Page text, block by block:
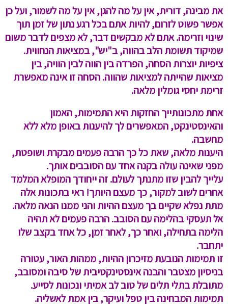
את מבינה, דורית, אין על מה להגן, אין על מה לשמור, ועל כן
אפשר פשוט לזרום, להיות אתם בכל רגע נתון של זמן תוך
שינוי וזרימה. אתם לא מבקשים דבר, לא מצפים לדבר משום
שמיקוד תשומת הלב בהווה, ב"יש", במציאות הנחווית.
ציפיות יוצרות הסחה, הפרדה בין הווה לבין הוויה, בין
מציאות שהייתה למציאות שהווה. הסחה זו אינה מאפשרת
זרימת יחסי גומלין מלאה.
אחת מתכונותייך החזקות היא התמימות, האמון
והאינסטינקט, המאפשרים לך להיענות באופן מלא ללא
מחשבה.
היענות מלאה, שאת כל כך הרבה פעמים מבקרת ושופטת,
מפני שאינה עולה בקנה אחד עם הסובבים אותך.
עלייך להבין שזו מתנתך לעולם. זה ייחודך המופלא המלמד
אחרים לשוב למקור, כך מעצם היותך! ראי בתכונות אלה
מתת נפלא שקיים בך מעצם ההיות והני ממנו הנאה מלאה.
אל תעסקי בהלימה עם הסובב. הרבה פעמים לא תהיה
הלימה בתחילה, ואחר כך, לאחר זמן, כל אחד בקצב שלו
יתחבר.
זו תמימות הנובעת מזיכרון ההיות, ממהות האור, עטורה
בניסיון מצטבר והבנה אינסטינקטיבית של סיבה ומסובב,
מתובלת בתלי תלים של טוב לב אמיתי ונכונות לסייע.
תמימות המבחינה בין טפל ועיקר, בין אמת לאשליה.